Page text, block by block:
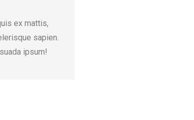
ex mattis,
sapien.
ipsum!